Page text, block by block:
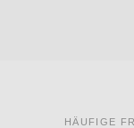
HÄUFIGE